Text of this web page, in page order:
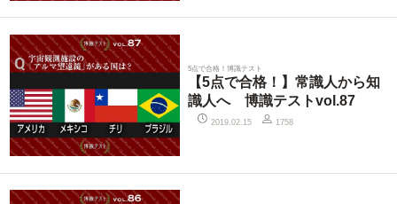
5点で合格！博識テスト
【5点で合格！】常識人から知
識人へ 博識テストvol.87
2019.02.15 1758